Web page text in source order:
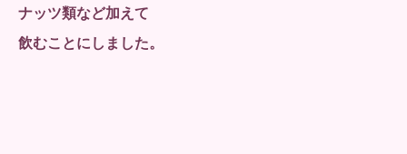
ナッツ類など加えて
飲むことにしました。